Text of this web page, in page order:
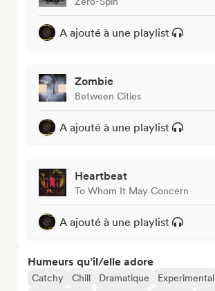
A ajouté à une playlist
Zombie
Between Cities
A ajouté à une playlist
Heartbeat
To Whom It May Concern
A ajouté à une playlist
Humeurs qu’il/elle adore
Catchy Chill Dramatique Experimental